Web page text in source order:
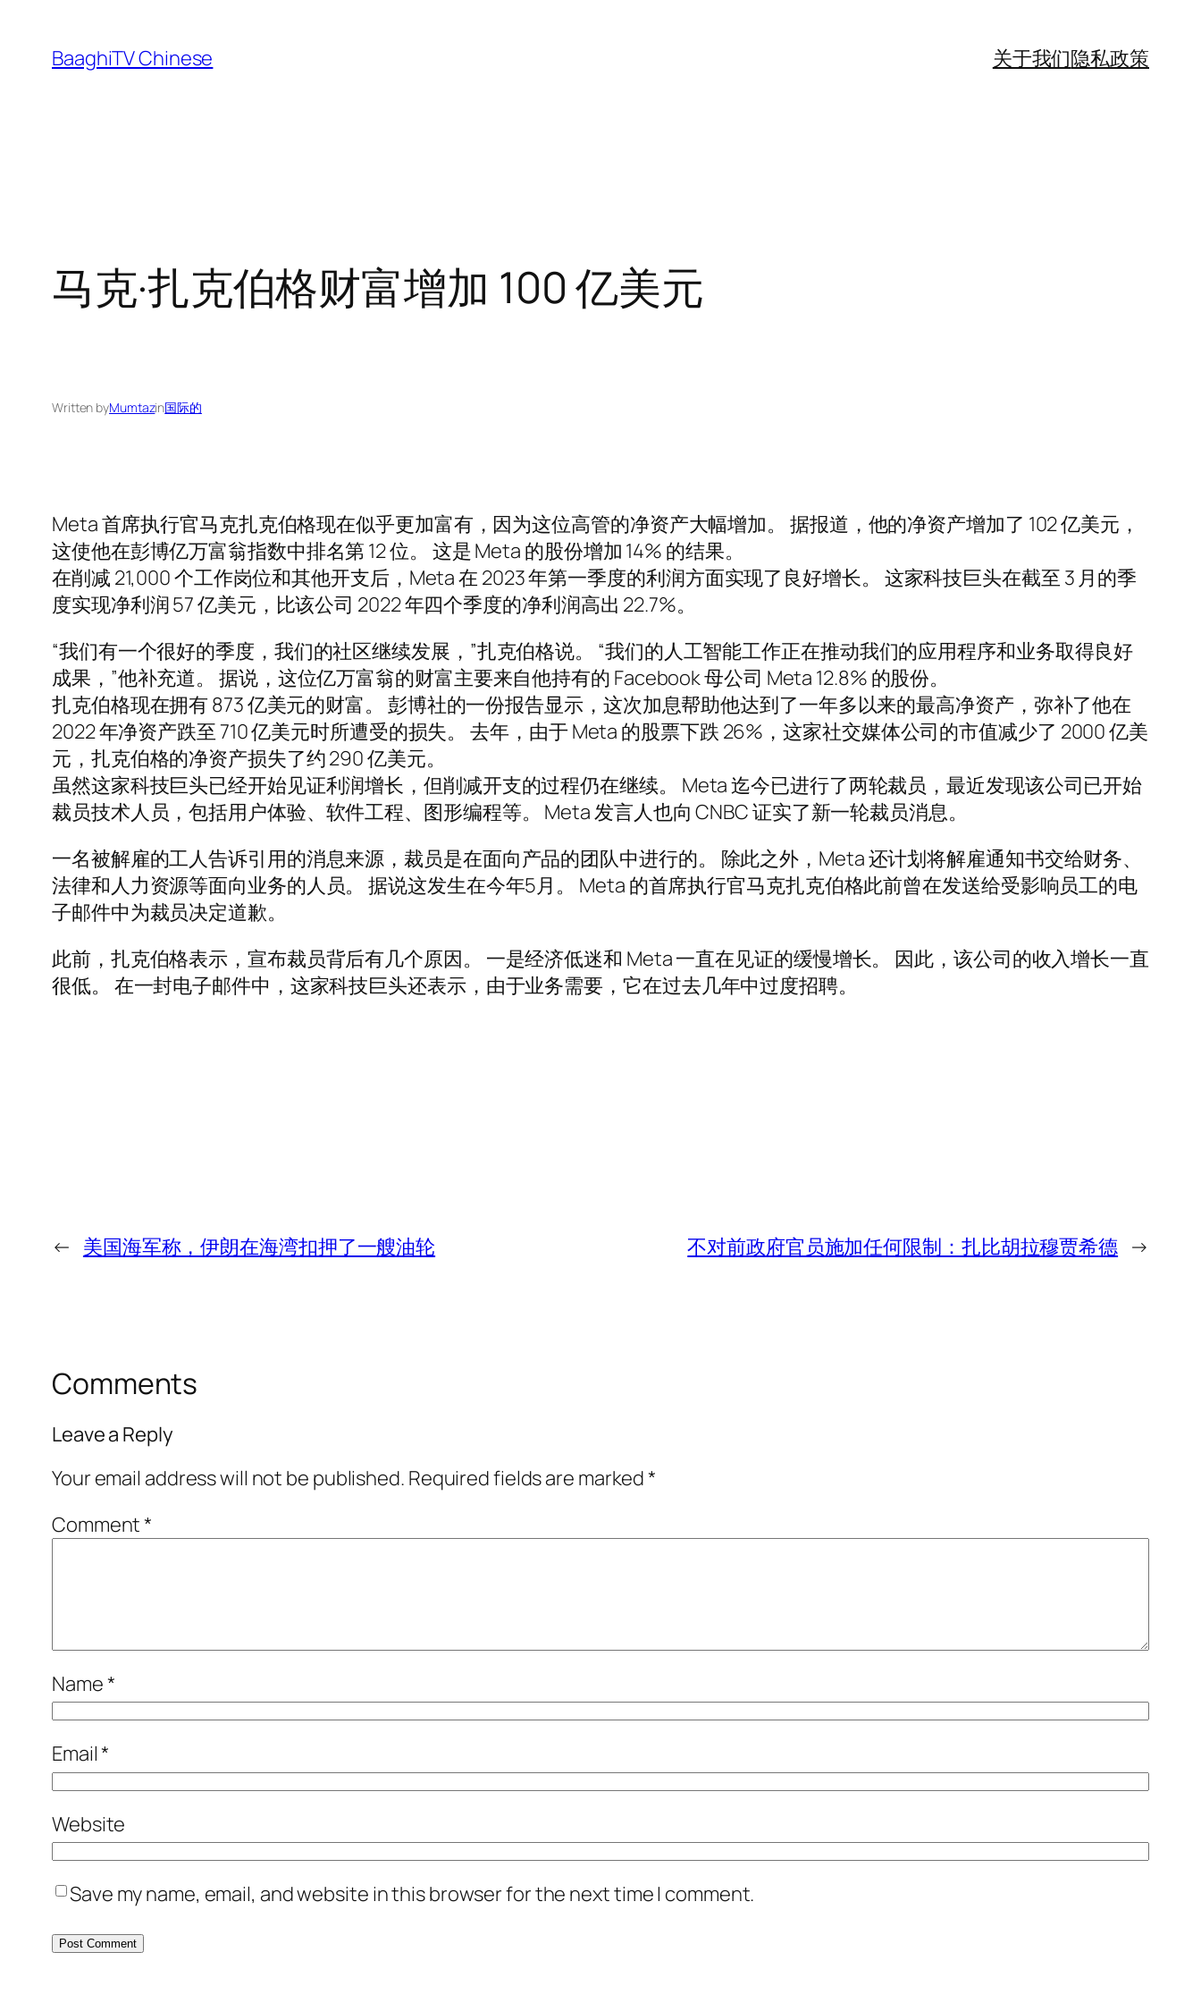
content
BaaghiTV Chinese 关于我们隐私政策
马克·扎克伯格财富增加 100 亿美元
Written byMumtazin国际的
Meta 首席执行官马克扎克伯格现在似乎更加富有，因为这位高管的净资产大幅增加。 据报道，他的净资产增加了 102 亿美元，
这使他在彭博亿万富翁指数中排名第 12 位。 这是 Meta 的股份增加 14% 的结果。
在削减 21,000 个工作岗位和其他开支后，Meta 在 2023 年第一季度的利润方面实现了良好增长。 这家科技巨头在截至 3 月的季
度实现净利润 57 亿美元，比该公司 2022 年四个季度的净利润高出 22.7%。
“我们有一个很好的季度，我们的社区继续发展，”扎克伯格说。 “我们的人工智能工作正在推动我们的应用程序和业务取得良好
成果，”他补充道。 据说，这位亿万富翁的财富主要来自他持有的 Facebook 母公司 Meta 12.8% 的股份。
扎克伯格现在拥有 873 亿美元的财富。 彭博社的一份报告显示，这次加息帮助他达到了一年多以来的最高净资产，弥补了他在
2022 年净资产跌至 710 亿美元时所遭受的损失。 去年，由于 Meta 的股票下跌 26%，这家社交媒体公司的市值减少了 2000 亿美
元，扎克伯格的净资产损失了约 290 亿美元。
虽然这家科技巨头已经开始见证利润增长，但削减开支的过程仍在继续。 Meta 迄今已进行了两轮裁员，最近发现该公司已开始
裁员技术人员，包括用户体验、软件工程、图形编程等。 Meta 发言人也向 CNBC 证实了新一轮裁员消息。
一名被解雇的工人告诉引用的消息来源，裁员是在面向产品的团队中进行的。 除此之外，Meta 还计划将解雇通知书交给财务、
法律和人力资源等面向业务的人员。 据说这发生在今年5月。 Meta 的首席执行官马克扎克伯格此前曾在发送给受影响员工的电
子邮件中为裁员决定道歉。
此前，扎克伯格表示，宣布裁员背后有几个原因。 一是经济低迷和 Meta 一直在见证的缓慢增长。 因此，该公司的收入增长一直
很低。 在一封电子邮件中，这家科技巨头还表示，由于业务需要，它在过去几年中过度招聘。
← 美国海军称，伊朗在海湾扣押了一艘油轮 不对前政府官员施加任何限制：扎比胡拉穆贾希德 →
Comments
Leave a Reply
Your email address will not be published. Required fields are marked*
Comment*
Name*
Email*
Website
Save my name, email, and website in this browser for the next time I comment.